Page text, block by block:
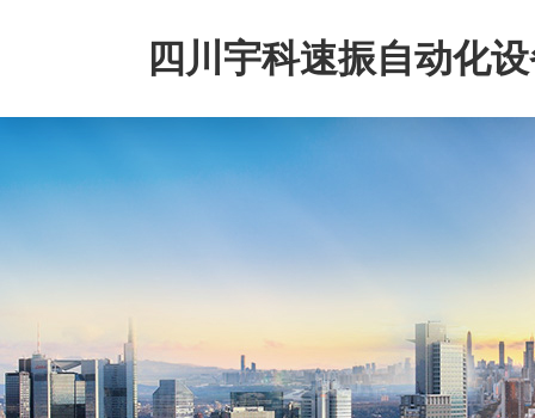
四川宇科速振自动化
公司